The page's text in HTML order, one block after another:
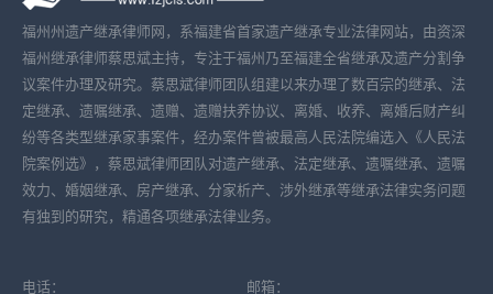
福州州遗产继承律师网，系福建省首家遗产继承专业法律网站，由资深
福州继承律师蔡思斌主持，专注于福州乃至福建全省继承及遗产分割争
议案件办理及研究。蔡思斌律师团队组建以来办理了数百宗的继承、法
定继承、遗嘱继承、遗赠、遗赠扶养协议、离婚、收养、离婚后财产纠
纷等各类型继承家事案件，经办案件曾被最高人民法院编选入《人民法
院案例选》，蔡思斌律师团队对遗产继承、法定继承、遗嘱继承、遗嘱
效力、婚姻继承、房产继承、分家析产、涉外继承等继承法律实务问题
有独到的研究，精通各项继承法律业务。
电话： 邮箱：